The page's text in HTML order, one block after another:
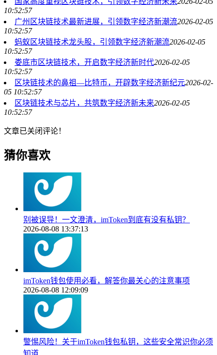
10:52:57
广州区块链技术最新进展，引领数字经济新潮流2026-02-05
10:52:57
蚂蚁区块链技术龙头股，引领数字经济新潮流2026-02-05
10:52:57
娄底市区块链技术，开启数字经济新时代2026-02-05
10:52:57
区块链技术的鼻祖—比特币，开辟数字经济新纪元2026-02-
05 10:52:57
区块链技术与芯片，共筑数字经济新未来2026-02-05
10:52:57
文章已关闭评论！
猜你喜欢
别被误导！一文澄清，imToken到底有没有私钥？
2026-08-08 13:37:13
imToken钱包使用必看，解答你最关心的注意事项
2026-08-08 12:09:09
警惕风险！关于imToken钱包私钥，这些安全常识你必须
知道